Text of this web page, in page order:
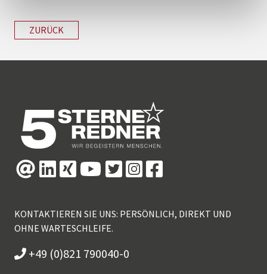
ZURÜCK
KONTAKTIEREN SIE UNS: PERSÖNLICH, DIREKT UND
OHNE WARTESCHLEIFE.
+49 (0)821 790040-0